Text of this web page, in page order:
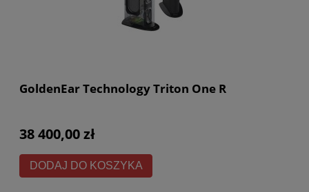
GoldenEar Technology Triton One R
38 400,00 zł
DODAJ DO KOSZYKA